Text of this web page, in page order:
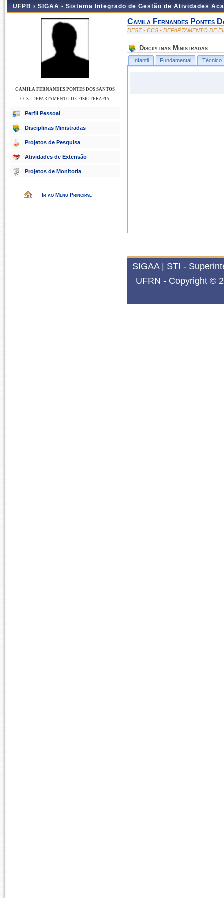
UFPB › SIGAA - Sistema Integrado de Gestão de Atividades
CAMILA FERNANDES PONTES DOS SANTOS
CCS - DEPARTAMENTO DE FISIOTERAPIA
Perfil Pessoal
Disciplinas Ministradas
Projetos de Pesquisa
Atividades de Extensão
Projetos de Monitoria
Ir ao Menu Principal
Camila Fernandes Pontes
DFST - CCS - DEPARTAMENTO DE
Disciplinas Ministradas
Infantil Fundamental Técnico
SIGAA | STI -
UFRN - Copyright ©